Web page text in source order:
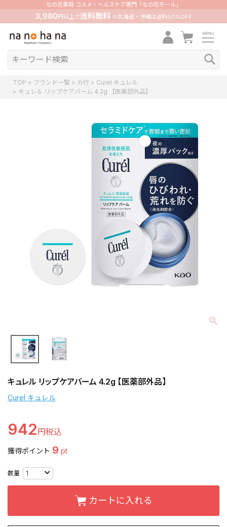
なの花薬局 コスメ・ヘルスケア専門「なの花モール」
3,980 円以上で送料無料※北海道・沖縄は送料50%OFF
TOP ブランド一覧 カ行
Curel キュレル
キュレル リップケアバーム 4.2g 【医薬部外品】
キュレル リップケアバーム 4.2g 【医薬部外品】
Curel キュレル
942
獲得ポイント 9 pt
カートに入れる